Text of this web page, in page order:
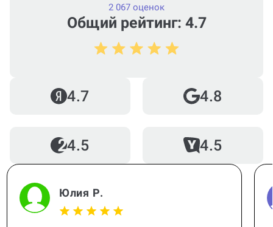
Как работает гарантия?
Кто помогает с работой?
Когда и как нужно оплачивать
заказ?
Общий рейтинг: 4.7
2 067 оценок
4.7 4.8
4.5 4.5
Юлия Р.